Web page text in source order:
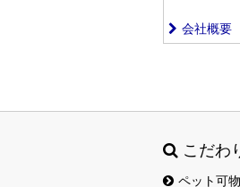
会社概要
こだわ
ペット可